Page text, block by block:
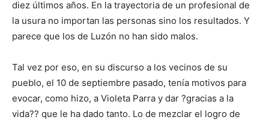
diez últimos años. En la trayectoria de un profesional de
la usura no importan las personas sino los resultados. Y
parece que los de Luzón no han sido malos.
Tal vez por eso, en su discurso a los vecinos de su
pueblo, el 10 de septiembre pasado, tenía motivos para
evocar, como hizo, a Violeta Parra y dar ?gracias a la
vida?? que le ha dado tanto. Lo de mezclar el logro de